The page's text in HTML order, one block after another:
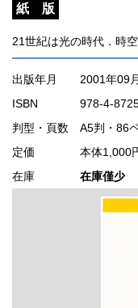
紙 版
21世紀は光の時代．時
出版年月
2001年09月
ISBN
978-4-
判型・頁数 A5判・86
定価
本体1,000
在庫
在庫僅少